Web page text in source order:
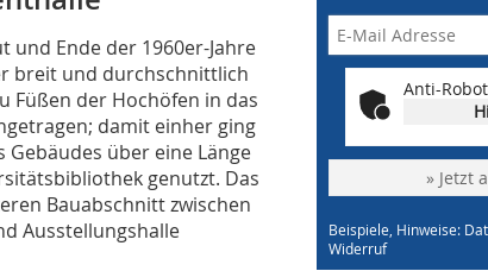
und Ende der 1960er-Jahre
breit und durchschnittlich
Füßen der Hochöfen in das
damit einher ging
über eine Länge
genutzt. Das
Bauabschnitt zwischen
Ausstellungshalle
Anti-
» Jetzt
Beispiele, Hinweise:
Widerruf